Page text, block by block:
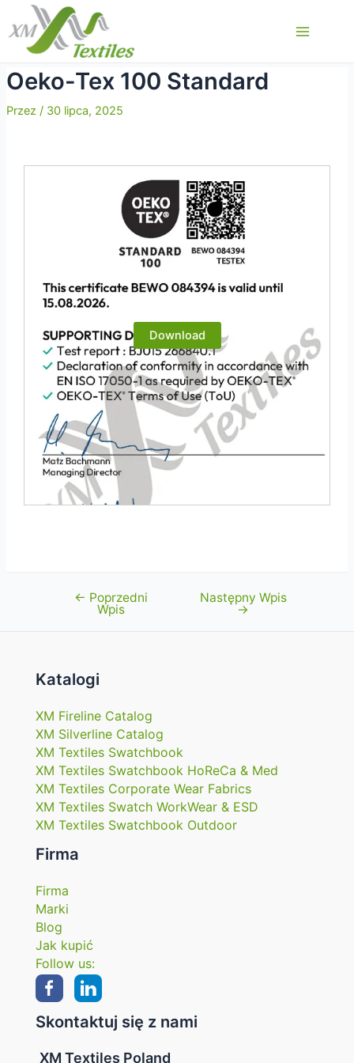
Przejdź
do
treści
Oeko-Tex 100 Standard
Przez / 30 lipca, 2025
Download
Nawigacja
← Poprzedni
Wpis
Następny Wpis
→
Katalogi
XM Fireline Catalog
XM Silverline Catalog
XM Textiles Swatchbook
XM Textiles Swatchbook HoReCa & Med
XM Textiles Corporate Wear Fabrics
XM Textiles Swatch WorkWear & ESD
XM Textiles Swatchbook Outdoor
Firma
Firma
Marki
Blog
Jak kupić
Follow us:
Skontaktuj się z nami
XM Textiles Poland